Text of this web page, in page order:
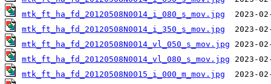
mtk_ft_ha_fd_20120508N0014_i_080_s_mov.jpg
mtk_ft_ha_fd_20120508N0014_i_350_s_mov.jpg
mtk_ft_ha_fd_20120508N0014_vl_050_s_mov.jpg
mtk_ft_ha_fd_20120508N0014_vl_080_s_mov.jpg
mtk_ft_ha_fd_20120508N0015_i_000_m_mov.jpg